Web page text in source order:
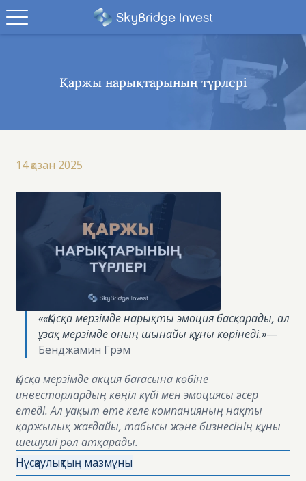
Қаржы нарықтарының түрлері
14 қазан 2025
««Қысқа мерзімде нарықты эмоция басқарады, ал
ұзақ мерзімде оның шынайы құны көрінеді.»—
Бенджамин Грэм
Қысқа мерзімде акция бағасына көбіне
инвесторлардың көңіл күйі мен эмоциясы әсер
етеді. Ал уақыт өте келе компанияның нақты
қаржылық жағдайы, табысы және бизнесінің құны
шешуші рөл атқарады.
Нұсқаулықтың мазмұны